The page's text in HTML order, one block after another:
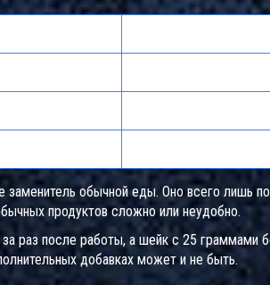
заменитель обычной еды. Оно всего лишь
продуктов сложно или неудобно.
раз после работы, а шейк с 25 граммами
добавках может и не быть.